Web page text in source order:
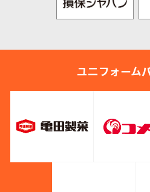
ユニフォーム